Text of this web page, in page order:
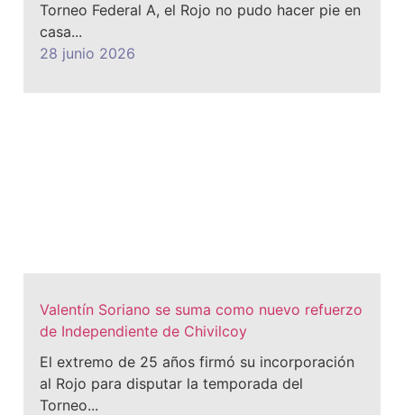
Torneo Federal A, el Rojo no pudo hacer pie en
casa...
28 junio 2026
Valentín Soriano se suma como nuevo refuerzo
de Independiente de Chivilcoy
​El extremo de 25 años firmó su incorporación
al Rojo para disputar la temporada del
Torneo...